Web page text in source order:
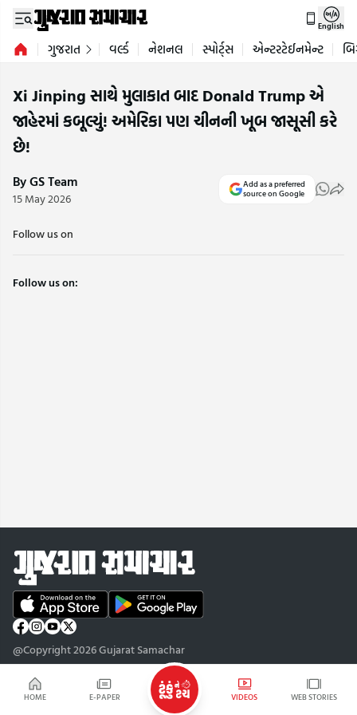
HOME E-PAPER VIDEOS WEB STORIES
English
ગુજરાત વર્લ્ડ નેશનલ સ્પોર્ટ્સ એન્ટરટેઈનમેન્ટ
Xi Jinping સાથે મુલાકાત બાદ Donald Trump એ
જાહેરમાં કબૂલ્યું! અમેરિકા પણ ચીનની ખૂબ જાસૂસી કરે
છે!
By GS Team
15 May 2026
Add as a preferred
source on Google
Follow us on
Follow us on:
@Copyright 2026 Gujarat Samachar